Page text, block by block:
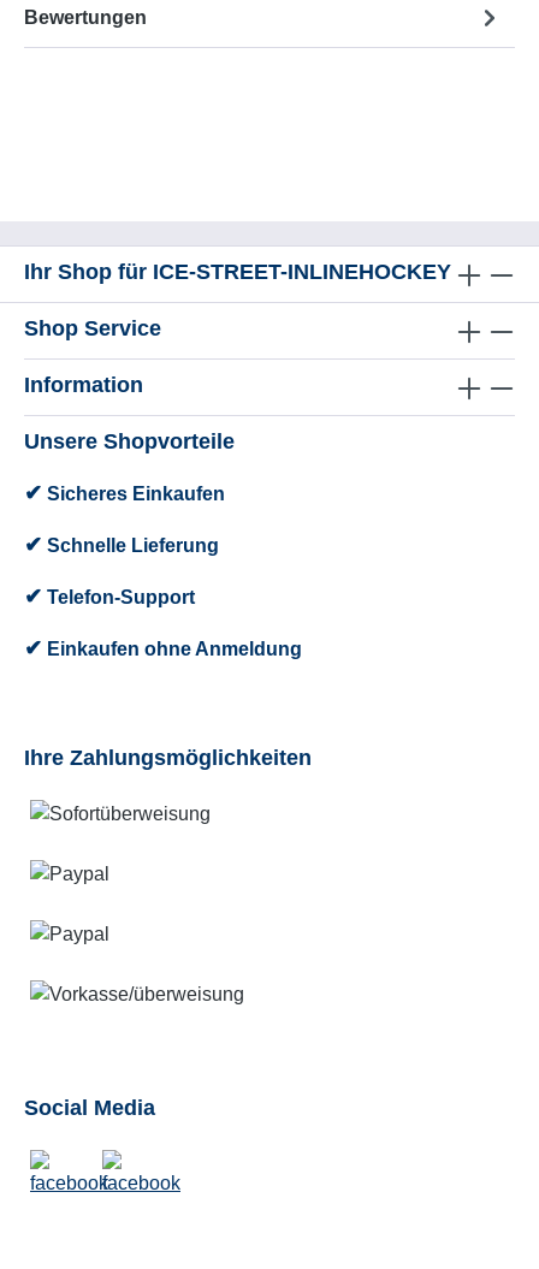
Bewertungen
Ihr Shop für ICE-STREET-INLINEHOCKEY
Shop Service
Information
Unsere Shopvorteile
✔ Sicheres Einkaufen
✔ Schnelle Lieferung
✔ Telefon-Support
✔ Einkaufen ohne Anmeldung
Ihre Zahlungsmöglichkeiten
Social Media